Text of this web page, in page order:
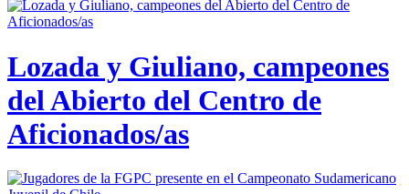
Lozada y Giuliano, campeones
del Abierto del Centro de
Aficionados/as